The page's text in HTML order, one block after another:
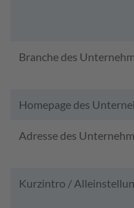
Branche des
Homepage des
Adresse des
Kurzintro /